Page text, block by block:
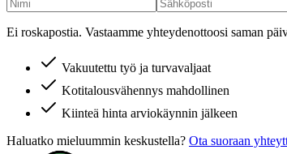
Ei roskapostia. Vastaamme yhteydenottoosi saman
Vakuutettu työ ja turvavaljaat
Kotitalousvähennys mahdollinen
Kiinteä hinta arviokäynnin jälkeen
Haluatko mieluummin keskustella? Ota suoraan